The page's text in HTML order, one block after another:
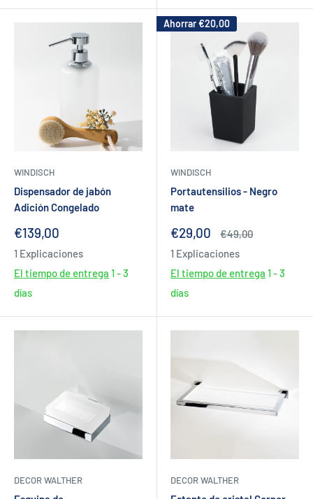
WINDISCH
Dispensador de jabón
Adición Congelado
Precio
venta
€139,00
1 Explicaciones
El tiempo de entrega 1 - 3
días
Ahorrar€20,00
WINDISCH
Portautensilios - Negro
mate
Precio
venta
€29,00
Precio
€49,00
1 Explicaciones
El tiempo de entrega 1 - 3
días
DECOR WALTHER DECOR WALTHER